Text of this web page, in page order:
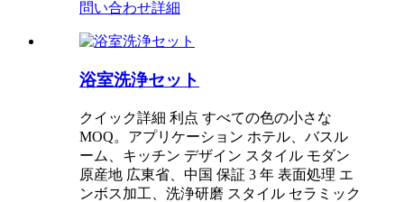
問い合わせ詳細
浴室洗浄セット
クイック詳細 利点 すべての色の小さな
MOQ。アプリケーション ホテル、バスル
ーム、キッチン デザイン スタイル モダン
原産地 広東省、中国 保証 3 年 表面処理 エ
ンボス加工、洗浄研磨 スタイル セラミック